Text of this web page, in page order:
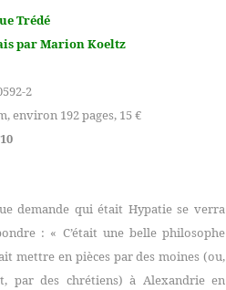
Trédé
par Marion Koeltz
2
environ 192 pages, 15 €
demande qui était Hypatie se verra
: « C’était une belle philosophe
mettre en pièces par des moines (ou,
par des chrétiens) à Alexandrie en